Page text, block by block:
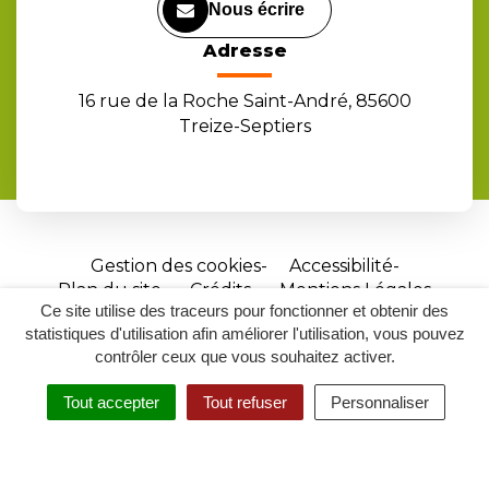
Ce site utilise des traceurs pour fonctionner et obtenir des
statistiques d'utilisation afin améliorer l'utilisation, vous pouvez
contrôler ceux que vous souhaitez activer.
Tout accepter Tout refuser Personnaliser
RECHERCHER
ACCESSIBILITÉ
Nous écrire
Adresse
16 rue de la Roche Saint-André, 85600
Treize-Septiers
Gestion des cookies
Accessibilité
Plan du site
Crédits
Mentions Légales
Site
réalisé
par
Inovagora